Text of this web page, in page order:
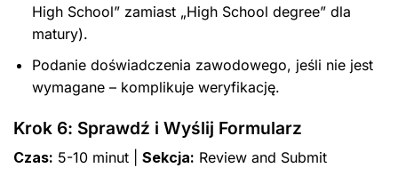
High School” zamiast „High School degree” dla
matury).
Podanie doświadczenia zawodowego, jeśli nie jest
wymagane – komplikuje weryfikację.
Krok 6: Sprawdź i Wyślij Formularz
Czas: 5-10 minut | Sekcja: Review and Submit